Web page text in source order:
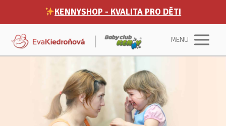
KENNYSHOP - KVALITA PRO DĚTI
MENU